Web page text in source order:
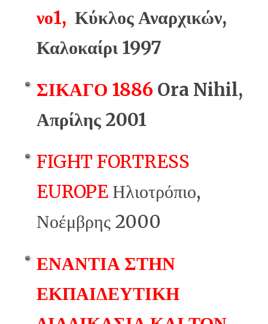
νο1, Κύκλος Αναρχικών,
Καλοκαίρι 1997
ΣΙΚΑΓΟ 1886 Ora Nihil,
Απρίλης 2001
FIGHT FORTRESS
EUROPEΗλιοτρόπιο,
Νοέμβρης 2000
ΕΝΑΝΤΙΑ ΣΤΗΝ
ΕΚΠΑΙΔΕΥΤΙΚΗ